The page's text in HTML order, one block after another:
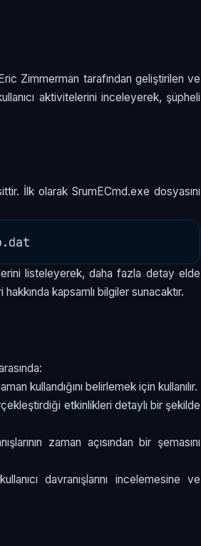
Zimmerman tarafından geliştirilen ve
aktivitelerini inceleyerek, şüpheli
İlk olarak SrumECmd.exe dosyasını
listeleyerek, daha fazla detay elde
kapsamlı bilgiler sunacaktır.
kullandığını belirlemek için kullanılır.
etkinlikleri detaylı bir şekilde
zaman açısından bir şemasını
davranışlarını incelemesine ve